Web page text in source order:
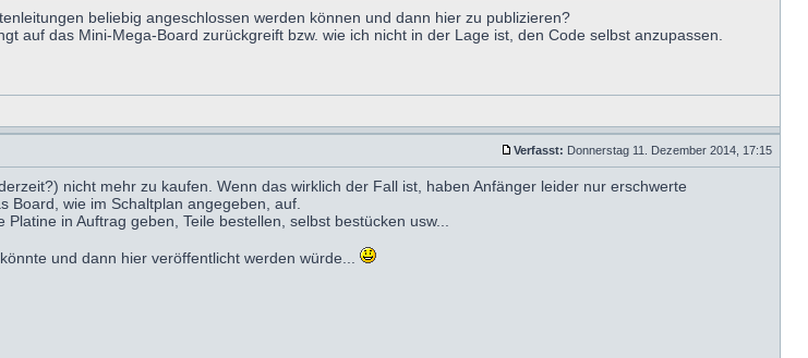
beliebig angeschlossen werden können und dann hier zu publizieren?
auf das Mini-Mega-Board zurückgreift bzw. wie ich nicht in der Lage ist, den Code selbst anzupassen.
Verfasst: Donnerstag 11. Dezember 2014, 17:15
nicht mehr zu kaufen. Wenn das wirklich der Fall ist, haben Anfänger leider nur erschwerte
Board, wie im Schaltplan angegeben, auf.
in Auftrag geben, Teile bestellen, selbst bestücken usw...
und dann hier veröffentlicht werden würde...